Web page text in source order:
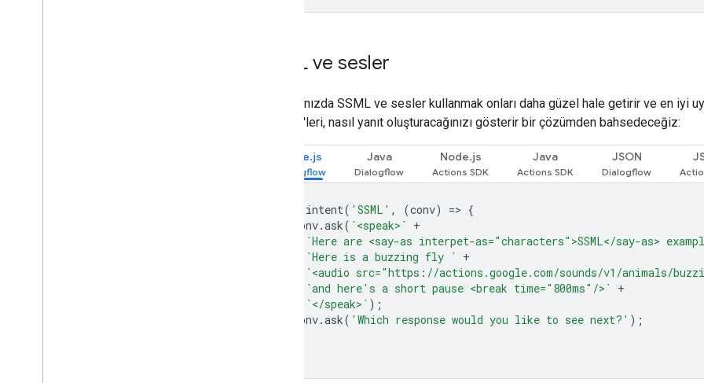
SSML ve sesler
Yanıtlarınızda SSML ve sesler kullanmak onları daha güzel hale getirir ve en iyi
snippet'leri, nasıl yanıt oluşturacağınızı gösterir bir çözümden bahsedeceğiz:
Node.js Java Node.js Java JSON
intent( 'SSML' , (conv) => {
conv.ask( `<speak>` +
`Here are <say-as interpet-as="characters">SSML</say-as>
`Here is a buzzing fly ` +
`<audio src="https://actions.google.com/sounds/v1/animals/
`and here's a short pause <break time="800ms"/>` +
`</speak>` );
conv.ask( 'Which response would you like to see next?' );